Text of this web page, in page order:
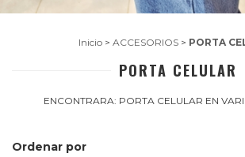
Inicio > ACCESORIOS > PORTA
PORTA CELULAR
ENCONTRARA: PORTA CELULAR EN
Ordenar por